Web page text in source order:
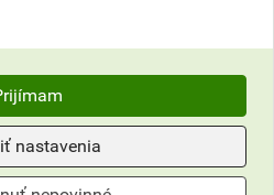
nastavenia